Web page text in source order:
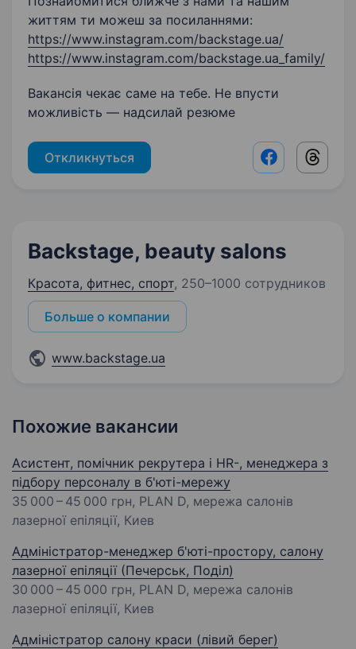
життям ти можеш за посиланнями:
https://www.instagram.com/backstage.ua/
https://www.instagram.com/backstage.ua_family/
Вакансія чекає саме на тебе. Не впусти
можливість — надсилай резюме
Откликнуться Facebook
Backstage, beauty salons
Красота, фитнес, спорт, 250–1000 сотрудников
Больше о компании
www.backstage.ua
Похожие вакансии
Асистент, помічник рекрутера і HR-, менеджера з
підбору персоналу в б'юті-мережу
35 000 – 45 000 грн, PLAN D, мережа салонів
лазерної епіляції, Киев
Адміністратор-менеджер б'юті-простору, салону
лазерної епіляції (Печерськ, Поділ)
30 000 – 45 000 грн, PLAN D, мережа салонів
лазерної епіляції, Киев
Адміністратор салону краси (лівий берег)